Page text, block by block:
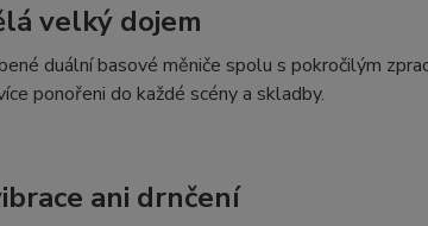
velký dojem
duální basové měniče spolu s pokročilým
ponořeni do každé scény a skladby.
ani drnčení